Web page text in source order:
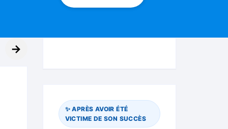
→
✨ APRÈS AVOIR ÉTÉ
VICTIME DE SON SUCCÈS